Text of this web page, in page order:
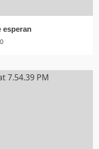
esperan
0